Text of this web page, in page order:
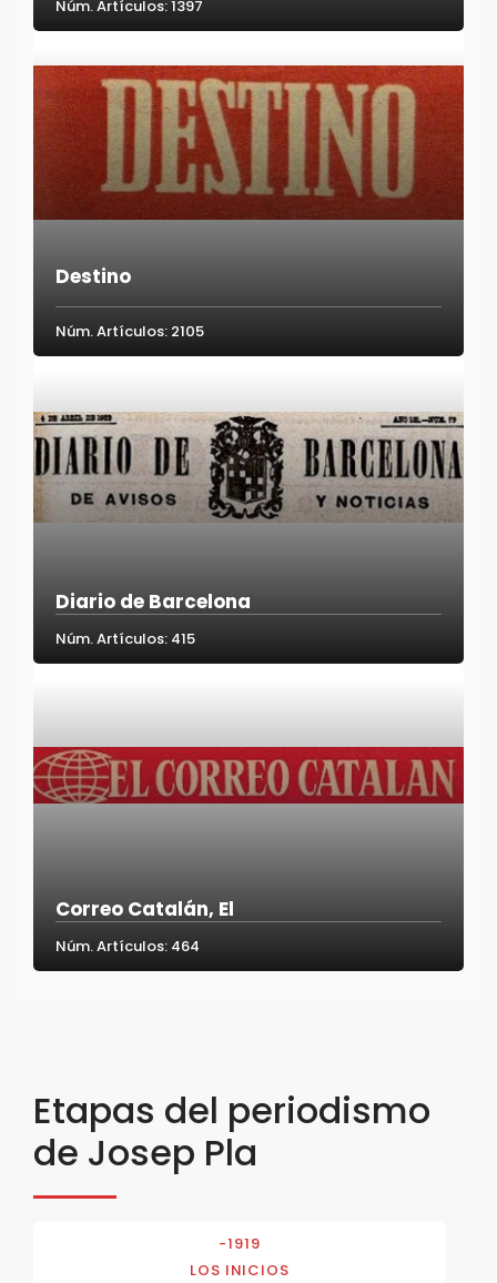
Núm. Artículos: 1397
Destino
Núm. Artículos: 2105
Diario de Barcelona
Núm. Artículos: 415
Correo Catalán, El
Núm. Artículos: 464
Etapas del periodismo
de Josep Pla
-1919
LOS INICIOS